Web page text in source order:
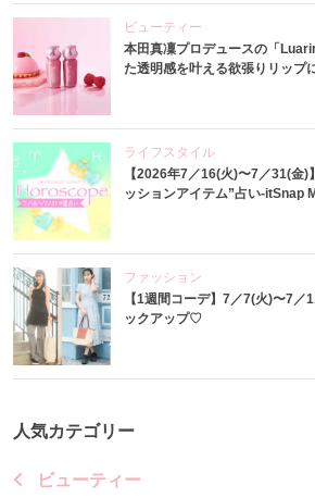
ビューティー
本田真凜プロデュースの「
た透明感を叶える欲張りリップ
ライフスタイル
【2026年7／16(火)〜7／31(金
ッションアイテム”占い-itSnap
ファッション
【1週間コーデ】7／7(火)〜7
ックアップ♡
人気カテゴリー
ビューティー